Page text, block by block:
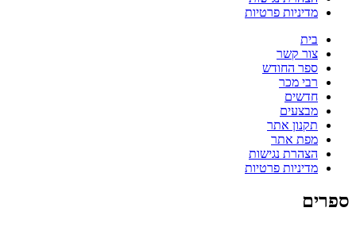
מדיניות פרטיות
בית
צור קשר
ספר החודש
רבי מכר
חדשים
מבצעים
תקנון אתר
מפת אתר
הצהרת נגישות
מדיניות פרטיות
ספרים